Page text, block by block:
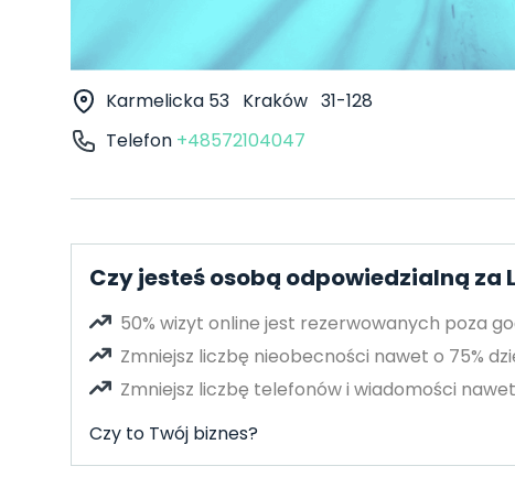
Karmelicka 53 Kraków 31-128
Telefon +48572104047
Czy jesteś osobą odpowiedzialną za
50% wizyt online jest rezerwowanych poza
Zmniejsz liczbę nieobecności nawet o 75%
Zmniejsz liczbę telefonów i wiadomości
Czy to Twój biznes?